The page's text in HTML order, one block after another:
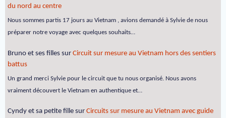
du nord au centre
Nous sommes partis 17 jours au Vietnam , avions demandé à Sylvie de nous
préparer notre voyage avec quelques souhaits…
Bruno et ses filles sur Circuit sur mesure au Vietnam hors des sentiers
battus
Un grand merci Sylvie pour le circuit que tu nous organisé. Nous avons
vraiment découvert le Vietnam en authentique et…
Cyndy et sa petite fille sur Circuits sur mesure au Vietnam avec guide